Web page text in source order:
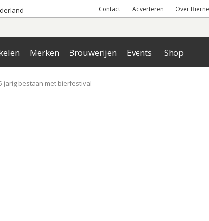
Contact Adverteren Over
Merken Brouwerijen Events Shop
jarig bestaan met bierfestival